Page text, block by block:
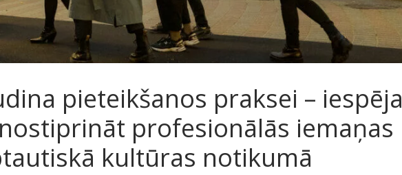
pieteikšanos praksei – iespēja
profesionālās iemaņas
kultūras notikumā